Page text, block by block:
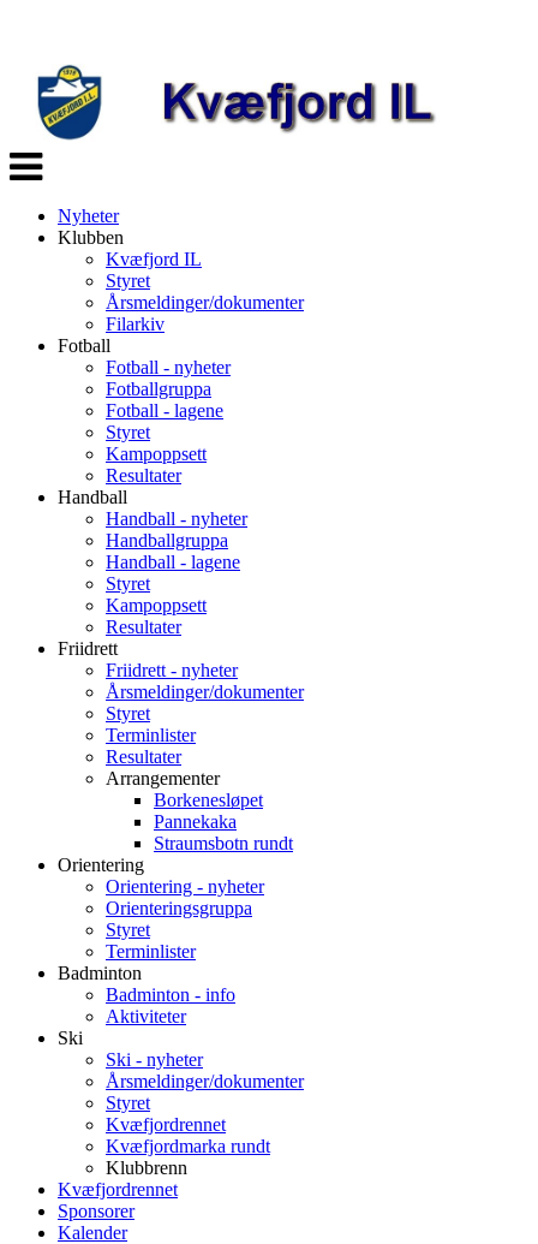
Veksle
navigasjon
Nyheter
Klubben
Kvæfjord IL
Styret
Årsmeldinger/dokumenter
Filarkiv
Fotball
Fotball - nyheter
Fotballgruppa
Fotball - lagene
Styret
Kampoppsett
Resultater
Handball
Handball - nyheter
Handballgruppa
Handball - lagene
Styret
Kampoppsett
Resultater
Friidrett
Friidrett - nyheter
Årsmeldinger/dokumenter
Styret
Terminlister
Resultater
Arrangementer
Borkenesløpet
Pannekaka
Straumsbotn rundt
Orientering
Orientering - nyheter
Orienteringsgruppa
Styret
Terminlister
Badminton
Badminton - info
Aktiviteter
Ski
Ski - nyheter
Årsmeldinger/dokumenter
Styret
Kvæfjordrennet
Kvæfjordmarka rundt
Klubbrenn
Kvæfjordrennet
Sponsorer
Kalender